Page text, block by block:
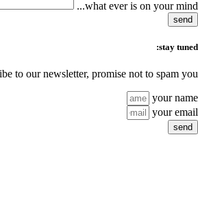
subscribe to our